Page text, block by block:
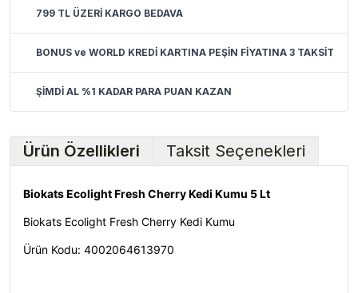
799 TL ÜZERİ KARGO BEDAVA
BONUS ve WORLD KREDİ KARTINA PEŞİN FİYATINA 3 TAKSİT
ŞİMDİ AL %1 KADAR PARA PUAN KAZAN
Ürün Özellikleri Taksit Seçenekleri
Biokats Ecolight Fresh Cherry Kedi Kumu 5 Lt
Biokats Ecolight Fresh Cherry Kedi Kumu
Ürün Kodu: 4002064613970